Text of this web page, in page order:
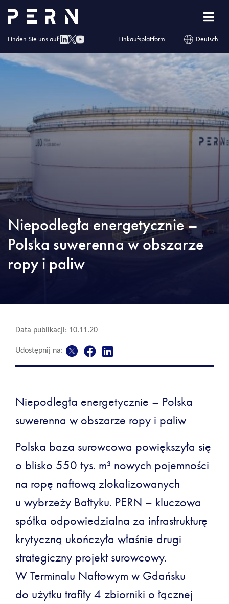
Finden Sie uns auf: Einkaufsplattform Deutsch
Homepage» Blog»
Niepodległa energetycznie – Polska suwerenna w obszarze
Niepodległa energetycznie –
Polska suwerenna w obszarze
ropy i paliw
Data publikacji: 10.11.20
Udostępnij na:
Niepodległa energetycznie – Polska
suwerenna w obszarze ropy i paliw
Polska baza surowcowa powiększyła się
o blisko 550 tys. m³ nowych pojemności
na ropę naftową zlokalizowanych
u wybrzeży Bałtyku. PERN – kluczowa
spółka odpowiedzialna za infrastrukturę
krytyczną ukończyła właśnie drugi
strategiczny projekt surowcowy.
W Terminalu Naftowym w Gdańsku
do użytku trafiły 4 zbiorniki o łącznej